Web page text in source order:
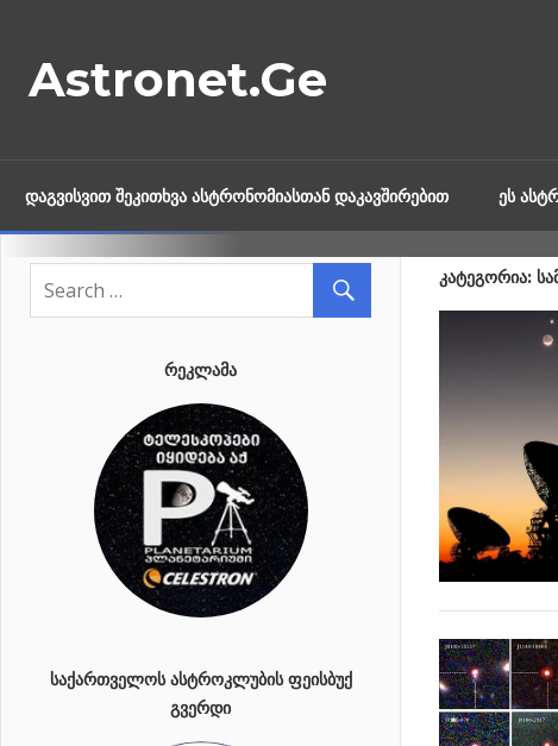
content
Astronet.Ge
ᲓᲐᲒᲕᲘᲡᲕᲘᲗ ᲨᲔᲙᲘᲗᲮᲕᲐ ᲐᲡᲢᲠᲝᲜᲝᲛᲘᲐᲡᲗᲐᲜ ᲓᲐᲙᲐᲕᲨᲘᲠᲔᲑᲘᲗ ᲔᲡ
ᲙᲐᲢᲔᲒᲝᲠᲘᲐ:
ᲠᲔᲙᲚᲐᲛᲐ
ᲡᲐᲥᲐᲠᲗᲕᲔᲚᲝᲡ ᲐᲡᲢᲠᲝᲙᲚᲣᲑᲘᲡ ᲤᲔᲘᲡᲑᲣᲥ
ᲒᲕᲔᲠᲓᲘ